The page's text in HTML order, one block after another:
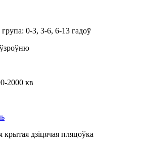
група: 0-3, 3-6, 6-13 гадоў
2000 кв